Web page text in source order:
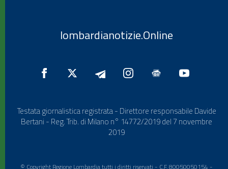
lombardianotizie.Online
Testata giornalistica registrata - Direttore responsabile Davide
Bertani - Reg. Trib. di Milano n° 14772/2019 del 7 novembre
2019
© Copyright Regione Lombardia tutti i diritti riservati - C.F. 80050050154 -